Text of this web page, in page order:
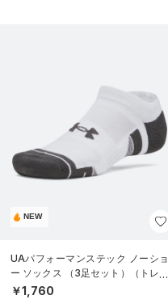
NEW
UAパフォーマンステック ノーショ
ー ソックス （3足セット）（トレー
ニング/UNISEX）
￥1,760